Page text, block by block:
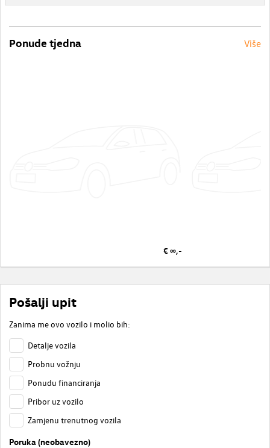
Ponude tjedna Više
€ ∞,-
Pošalji upit
Zanima me ovo vozilo i molio bih:
Detalje vozila
Probnu vožnju
Ponudu financiranja
Pribor uz vozilo
Zamjenu trenutnog vozila
Poruka (neobavezno)